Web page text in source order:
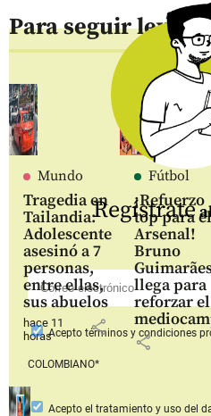
Para seguir
Mundo
Tragedia en
Tailandia:
Adolescente
asesinó a 7
personas,
entre ellas,
sus abuelos
hace 11
horas
share
Fútbol
¡Refuerzo
top para el
Arsenal!
Bruno
llega para
reforzar el
share
Regístrate
Aceptotérminos y condiciones
COLOMBIANO*
Acepto el tratamiento y uso del